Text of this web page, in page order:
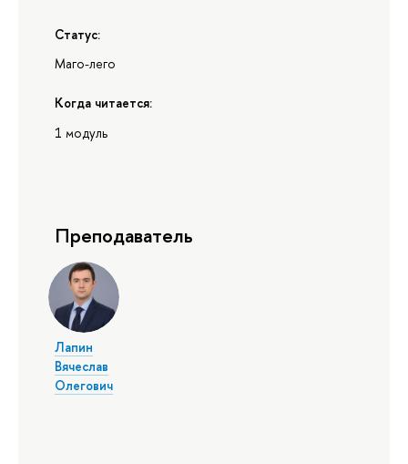
Статус:
Маго-лего
Когда читается:
1 модуль
Преподаватель
Лапин
Вячеслав
Олегович